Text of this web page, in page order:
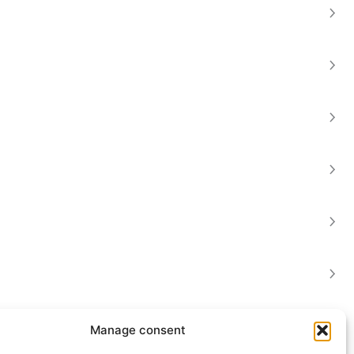
Manage consent